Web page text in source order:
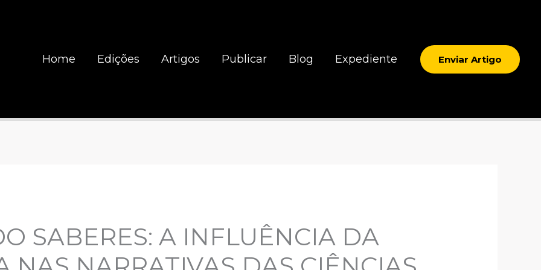
Home Edições Artigos Publicar Blog Expediente Enviar Artigo
SABERES: A INFLUÊNCIA DA